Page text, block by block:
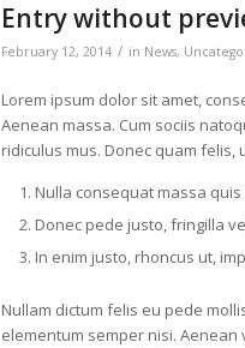
Entry without
February 12, 2014 / in News,
Lorem ipsum dolor sit amet,
Aenean massa. Cum sociis
ridiculus mus. Donec quam
Nulla consequat massa quis
Donec pede justo, fringilla
In enim justo, rhoncus ut,
Nullam dictum felis eu pede
elementum semper nisi.